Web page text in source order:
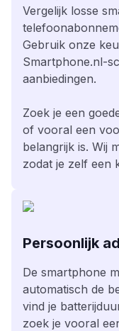
Vergelijk losse
Gebruik onze
Smartphone.nl-
aanbiedingen.
Zoek je een
of vooral een
belangrijk is. Wij
zodat je zelf een
Persoonlijk
De smartphone
automatisch de
vind je
zoek je vooral